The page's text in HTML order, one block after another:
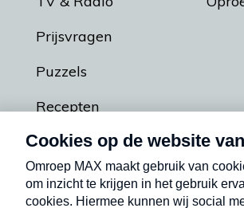
Prijsvragen
Puzzels
Recepten
Podcasts